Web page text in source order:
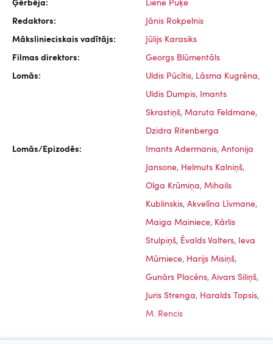
Ģērbēja: Liene Puķe
Redaktors: Jānis Rokpelnis
Mākslinieciskais vadītājs: Jūlijs Karasiks
Filmas direktors: Georgs Blūmentāls
Lomās: Uldis Pūcītis, Lāsma Kugrēna,
Uldis Dumpis, Imants
Skrastiņš, Maruta Feldmane,
Dzidra Ritenberga
Lomās/Epizodēs: Imants Adermanis, Antonija
Jansone, Helmuts Kalniņš,
Olga Krūmiņa, Mihails
Kublinskis, Akvelīna Līvmane,
Maiga Mainiece, Kārlis
Stulpiņš, Ēvalds Valters, Ieva
Mūrniece, Harijs Misiņš,
Gunārs Placēns, Aivars Siliņš,
Juris Strenga, Haralds Topsis,
M. Rencis